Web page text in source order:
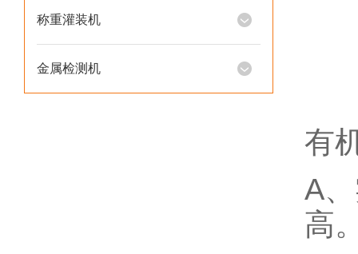
称重灌装机
金属检测机
有
A
高